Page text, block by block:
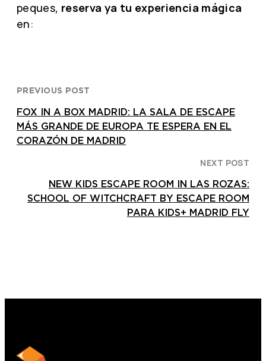
peques, reserva ya tu experiencia mágica
en:
PREVIOUS POST
FOX IN A BOX MADRID: LA SALA DE ESCAPE
MÁS GRANDE DE EUROPA TE ESPERA EN EL
CORAZÓN DE MADRID
NEXT POST
NEW KIDS ESCAPE ROOM IN LAS ROZAS:
SCHOOL OF WITCHCRAFT BY ESCAPE ROOM
PARA KIDS+ MADRID FLY